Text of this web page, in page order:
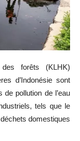
forêts (KLHK)
d’Indonésie sont
pollution de l’eau
tels que le
domestiques